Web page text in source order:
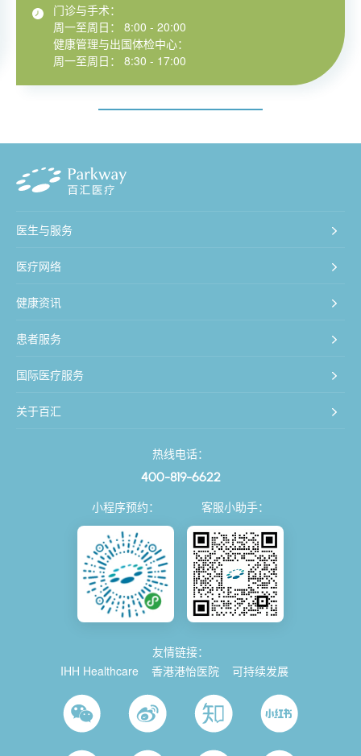
门诊与手术：
周一至周日： 8:00 - 20:00
健康管理与出国体检中心：
周一至周日： 8:30 - 17:00
医生与服务
医疗网络
健康资讯
患者服务
国际医疗服务
关于百汇
热线电话：
400-819-6622
小程序预约： 客服小助手：
友情链接：
IHH Healthcare
香港港怡医院 可持续发展